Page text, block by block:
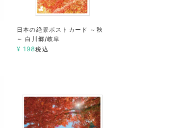
日本の絶景ポストカード ～秋
～ 白川郷/岐阜
¥ 198税込